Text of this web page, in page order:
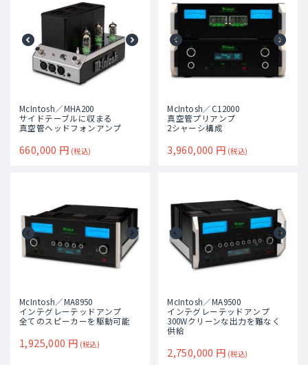
McIntosh／MHA200
サイドテーブルに収まる
真空管ヘッドフォンアンプ
660,000 円 (税込)
McIntosh／C12000
真空管プリアンプ
2シャーシ構成
3,960,000 円 (税込)
McIntosh／MA8950
インテグレーテッドアンプ
全てのスピーカーを駆動可能
1,925,000 円 (税込)
McIntosh／MA9500
インテグレーテッドアンプ
300Wクリーンな出力を難なく
供給
2,750,000 円 (税込)